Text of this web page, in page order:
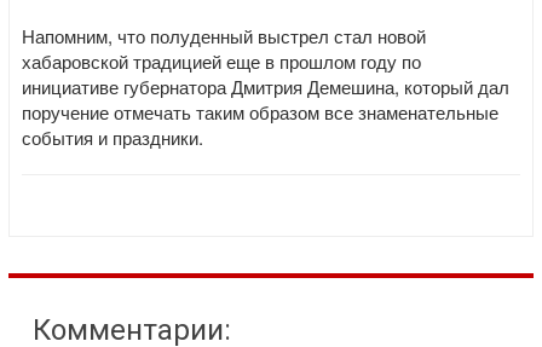
Напомним, что полуденный выстрел стал новой
хабаровской традицией еще в прошлом году по
инициативе губернатора Дмитрия Демешина, который дал
поручение отмечать таким образом все знаменательные
события и праздники.
Комментарии: